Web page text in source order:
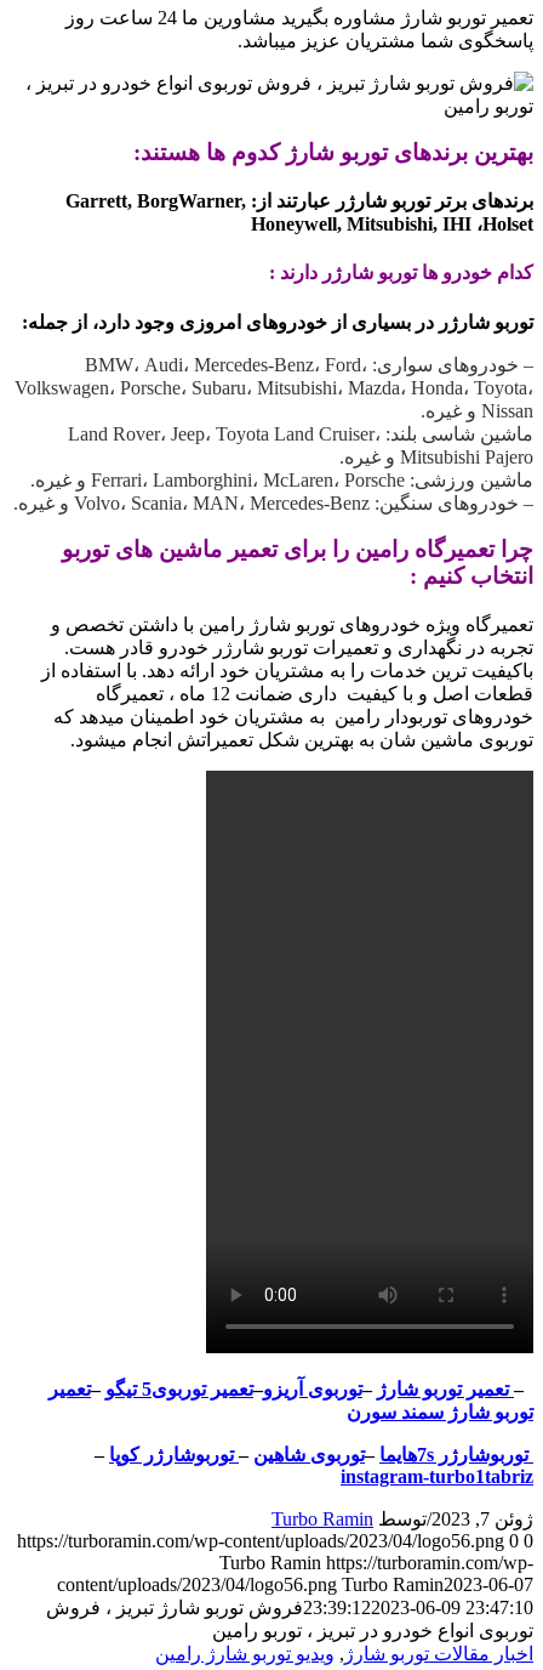
تعمیر توربو شارژ مشاوره بگیرید مشاورین ما 24 ساعت روز
پاسخگوی شما مشتریان عزیز میباشد.
بهترین برندهای توربو شارژ کدوم ها هستند:
برندهای برتر توربو شارژر عبارتند از: Garrett, BorgWarner,
Honeywell, Mitsubishi, IHI ،Holset
کدام خودرو ها توربو شارژر دارند :
توربو شارژر در بسیاری از خودروهای امروزی وجود دارد، از جمله:
– خودروهای سواری: BMW، Audi، Mercedes-Benz، Ford،
Volkswagen، Porsche، Subaru، Mitsubishi، Mazda، Honda، Toyota،
Nissan و غیره.
ماشین شاسی بلند: Land Rover، Jeep، Toyota Land Cruiser،
Mitsubishi Pajero و غیره.
ماشین ورزشی: Ferrari، Lamborghini، McLaren، Porsche و غیره.
– خودروهای سنگین: Volvo، Scania، MAN، Mercedes-Benz و غیره.
چرا تعمیرگاه رامین را برای تعمیر ماشین های توربو
انتخاب کنیم :
تعمیرگاه ویژه خودروهای توربو شارژ رامین با داشتن تخصص و
تجربه در نگهداری و تعمیرات توربو شارژر خودرو قادر هست.
باکیفیت ترین خدمات را به مشتریان خود ارائه دهد. با استفاده از
قطعات اصل و با کیفیت داری ضمانت 12 ماه ، تعمیرگاه
خودروهای توربودار رامین به مشتریان خود اطمینان میدهد که
توربوی ماشین شان به بهترین شکل تعمیراتش انجام میشود.
–تعمیر توربو شارژ –توربوی آریزو–تعمیر توربوی5 تیگو –تعمیر
توربو شارژ سمند سورن
توربوشارژر 7sهایما –توربوی شاهین –توربوشارژر کوپا –
instagram-turbo1tabriz
ژوئن 7, 2023 /توسط Turbo Ramin
https://turboramin.com/wp-content/uploads/2023/04/logo56.png 0 0
Turbo Ramin https://turboramin.com/wp-
content/uploads/2023/04/logo56.png Turbo Ramin2023-06-07
23:39:122023-06-09 23:47:10
فروش توربو شارژ تبریز ، فروش
توربوی انواع خودرو در تبریز ، توربو رامین
اخبار مقالات توربو شارژ , ویدیو توربو شارژ رامین